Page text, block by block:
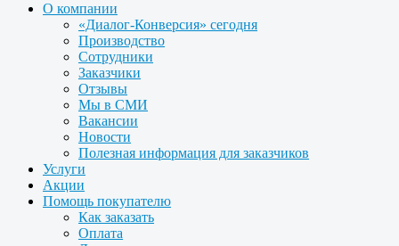
О компании
«Диалог-Конверсия» сегодня
Производство
Сотрудники
Заказчики
Отзывы
Мы в СМИ
Вакансии
Новости
Полезная информация для заказчиков
Услуги
Акции
Помощь покупателю
Как заказать
Оплата